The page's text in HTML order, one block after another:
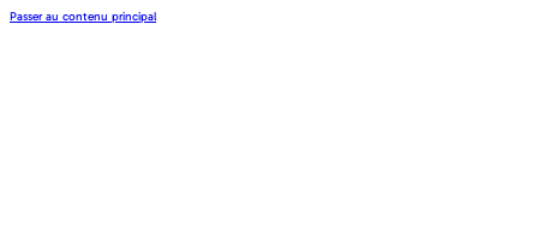
Passer au contenu principal